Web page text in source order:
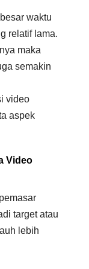
waktu
relatif lama.
maka
semakin
video
aspek
Video
target atau
lebih